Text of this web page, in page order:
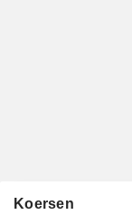
Koersen